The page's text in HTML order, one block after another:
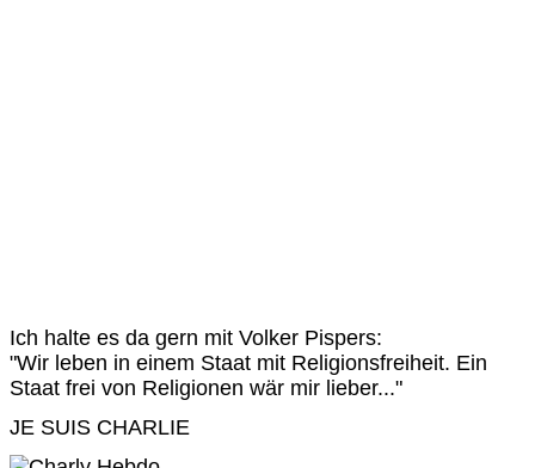
Ich halte es da gern mit Volker Pispers:
"Wir leben in einem Staat mit Religionsfreiheit. Ein
Staat frei von Religionen wär mir lieber..."
JE SUIS CHARLIE